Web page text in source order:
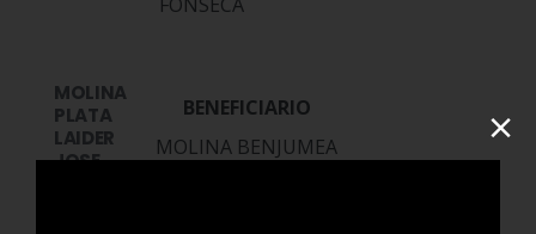
MOLINA
PLATA
LAIDER
JOSE
MOLINA BENJUMEA
×